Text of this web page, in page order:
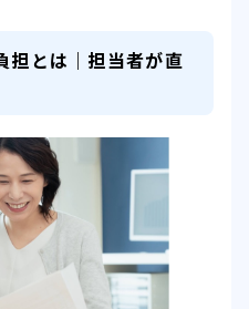
担とは｜担当者が直